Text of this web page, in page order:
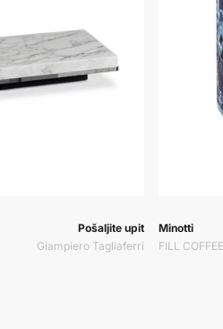
Prodavač:Pošaljite upit
Giampiero Tagliaferri
Prodavač:
Minotti
FILL